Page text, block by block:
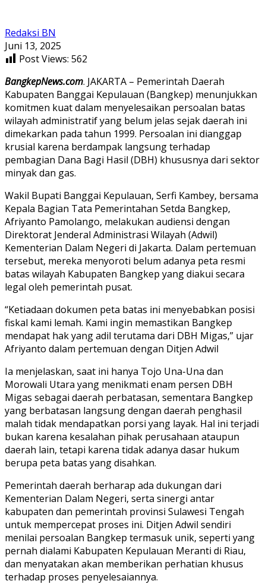
Redaksi BN
Juni 13, 2025
Post Views: 562
BangkepNews.com. JAKARTA – Pemerintah Daerah
Kabupaten Banggai Kepulauan (Bangkep) menunjukkan
komitmen kuat dalam menyelesaikan persoalan batas
wilayah administratif yang belum jelas sejak daerah ini
dimekarkan pada tahun 1999. Persoalan ini dianggap
krusial karena berdampak langsung terhadap
pembagian Dana Bagi Hasil (DBH) khususnya dari sektor
minyak dan gas.
Wakil Bupati Banggai Kepulauan, Serfi Kambey, bersama
Kepala Bagian Tata Pemerintahan Setda Bangkep,
Afriyanto Pamolango, melakukan audiensi dengan
Direktorat Jenderal Administrasi Wilayah (Adwil)
Kementerian Dalam Negeri di Jakarta. Dalam pertemuan
tersebut, mereka menyoroti belum adanya peta resmi
batas wilayah Kabupaten Bangkep yang diakui secara
legal oleh pemerintah pusat.
“Ketiadaan dokumen peta batas ini menyebabkan posisi
fiskal kami lemah. Kami ingin memastikan Bangkep
mendapat hak yang adil terutama dari DBH Migas,” ujar
Afriyanto dalam pertemuan dengan Ditjen Adwil
Ia menjelaskan, saat ini hanya Tojo Una-Una dan
Morowali Utara yang menikmati enam persen DBH
Migas sebagai daerah perbatasan, sementara Bangkep
yang berbatasan langsung dengan daerah penghasil
malah tidak mendapatkan porsi yang layak. Hal ini terjadi
bukan karena kesalahan pihak perusahaan ataupun
daerah lain, tetapi karena tidak adanya dasar hukum
berupa peta batas yang disahkan.
Pemerintah daerah berharap ada dukungan dari
Kementerian Dalam Negeri, serta sinergi antar
kabupaten dan pemerintah provinsi Sulawesi Tengah
untuk mempercepat proses ini. Ditjen Adwil sendiri
menilai persoalan Bangkep termasuk unik, seperti yang
pernah dialami Kabupaten Kepulauan Meranti di Riau,
dan menyatakan akan memberikan perhatian khusus
terhadap proses penyelesaiannya.